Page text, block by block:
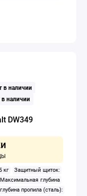
в наличии
в наличии
DW349
кг
Защитный щиток:
Максимальная глубина
пропила (сталь):